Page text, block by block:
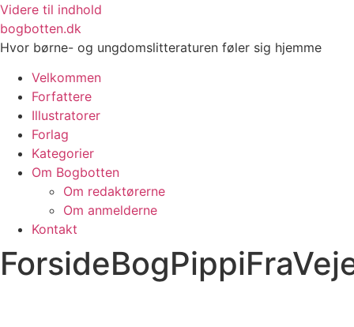
Videre til indhold
bogbotten.dk
Hvor børne- og ungdomslitteraturen føler sig hjemme
Velkommen
Forfattere
Illustratorer
Forlag
Kategorier
Om Bogbotten
Om redaktørerne
Om anmelderne
Kontakt